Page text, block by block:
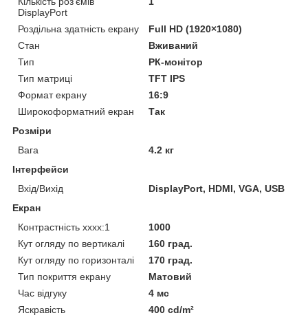
DisplayPort
Роздільна здатність екрану
Full HD (1920×1080)
Стан
Вживаний
Тип
РК-монітор
Тип матриці
TFT IPS
Формат екрану
16:9
Широкоформатний екран
Так
Розміри
Вага
4.2 кг
Інтерфейси
Вхід/Вихід
DisplayPort, HDMI, VGA, USB
Екран
Контрастність хххх:1
1000
Кут огляду по вертикалі
160 град.
Кут огляду по горизонталі
170 град.
Тип покриття екрану
Матовий
Час відгуку
4 мс
Яскравість
400 cd/m²